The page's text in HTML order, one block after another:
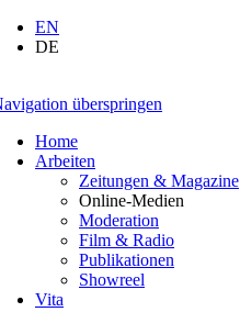
EN
DE
überspringen
Home
Arbeiten
Zeitungen & Magazine
Online-Medien
Moderation
Film & Radio
Publikationen
Showreel
Vita